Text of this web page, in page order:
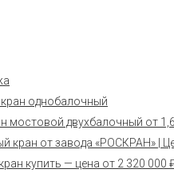
однобалочный
мостовой двухбалочный от
кран от завода «РОСКРАН» |
купить — цена от 2 320